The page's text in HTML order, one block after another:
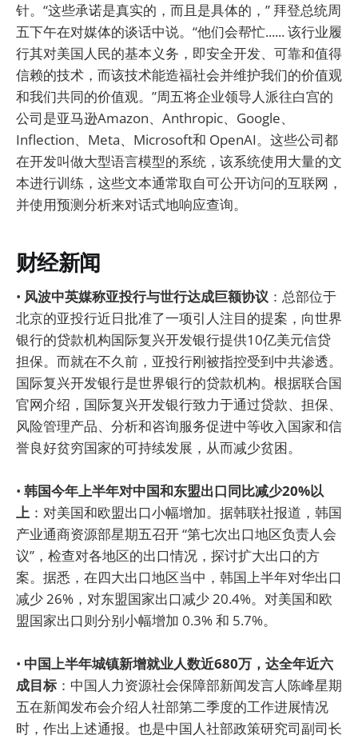
针。“这些承诺是真实的，而且是具体的，” 拜登总统周
五下午在对媒体的谈话中说。“他们会帮忙...... 该行业履
行其对美国人民的基本义务，即安全开发、可靠和值得
信赖的技术，而该技术能造福社会并维护我们的价值观
和我们共同的价值观。”周五将企业领导人派往白宫的
公司是亚马逊Amazon、Anthropic、Google、
Inflection、Meta、Microsoft和 OpenAI。这些公司都
在开发叫做大型语言模型的系统，该系统使用大量的文
本进行训练，这些文本通常取自可公开访问的互联网，
并使用预测分析来对话式地响应查询。
财经新闻
• 风波中英媒称亚投行与世行达成巨额协议 ：总部位于
北京的亚投行近日批准了一项引人注目的提案，向世界
银行的贷款机构国际复兴开发银行提供10亿美元信贷
担保。而就在不久前，亚投行刚被指控受到中共渗透。
国际复兴开发银行是世界银行的贷款机构。根据联合国
官网介绍，国际复兴开发银行致力于通过贷款、担保、
风险管理产品、分析和咨询服务促进中等收入国家和信
誉良好贫穷国家的可持续发展，从而减少贫困。
• 韩国今年上半年对中国和东盟出口同比减少20%以
上 ：对美国和欧盟出口小幅增加。据韩联社报道，韩国
产业通商资源部星期五召开 “第七次出口地区负责人会
议”，检查对各地区的出口情况，探讨扩大出口的方
案。据悉，在四大出口地区当中，韩国上半年对华出口
减少 26%，对东盟国家出口减少 20.4%。对美国和欧
盟国家出口则分别小幅增加 0.3% 和 5.7%。
• 中国上半年城镇新增就业人数近680万，达全年近六
成目标 ：中国人力资源社会保障部新闻发言人陈峰星期
五在新闻发布会介绍人社部第二季度的工作进展情况
时，作出上述通报。也是中国人社部政策研究司副司长